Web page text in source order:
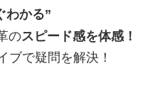
わかる”
のスピード感を体感！
ブで疑問を解決！